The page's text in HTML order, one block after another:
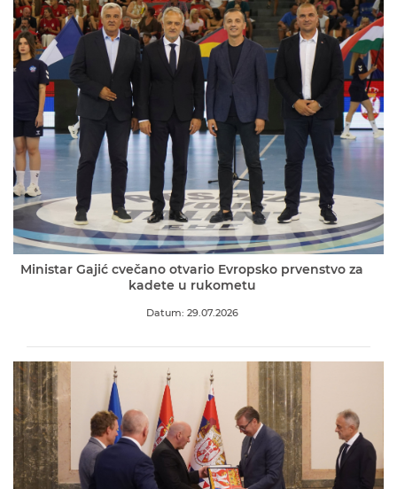
Ministar Gajić cvečano otvario Evropsko prvenstvo za
kadete u rukometu
Datum: 29.07.2026